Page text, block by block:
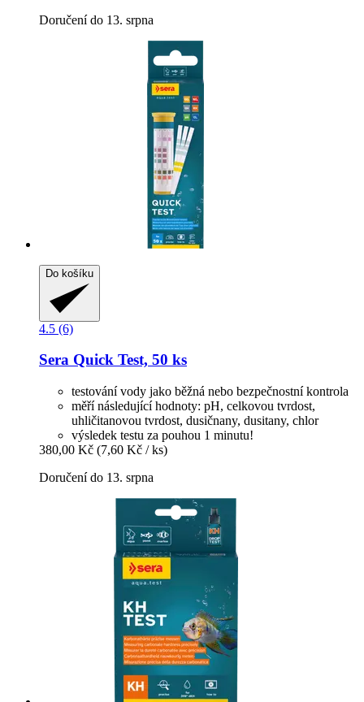
Doručení do 13. srpna
Do košíku
4.5 (6)
Sera Quick Test, 50 ks
testování vody jako běžná nebo bezpečnostní kontrola
měří následující hodnoty: pH, celkovou tvrdost,
uhličitanovou tvrdost, dusičnany, dusitany, chlor
výsledek testu za pouhou 1 minutu!
380,00 Kč (7,60 Kč / ks)
Doručení do 13. srpna